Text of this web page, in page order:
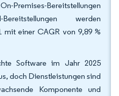
Bereitstellungen
werden
mit einer CAGR von 9,89 %
Software im Jahr 2025
doch Dienstleistungen sind
Komponente und